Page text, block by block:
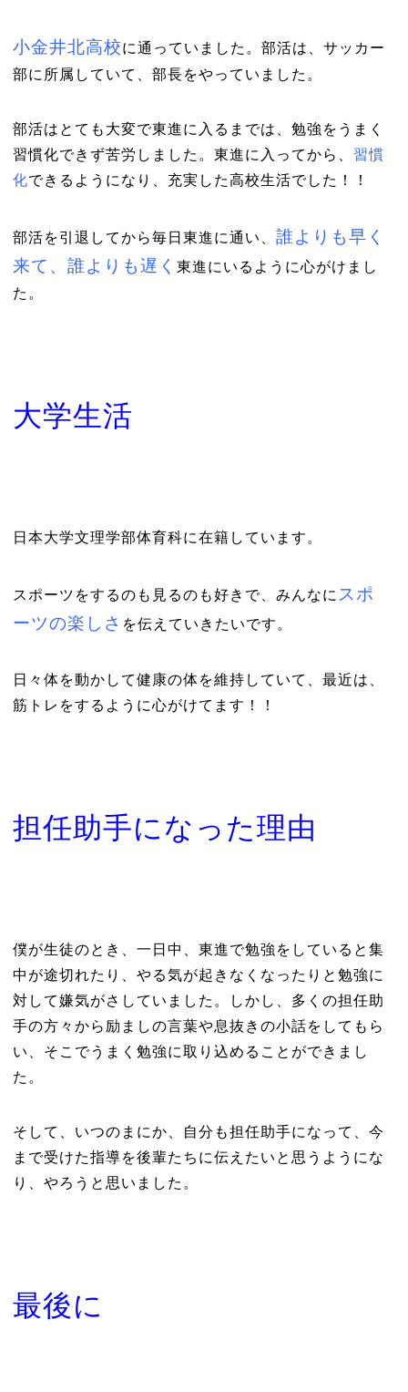
小金井北高校に通っていました。部活は、サッカー
部に所属していて、部長をやっていました。
部活はとても大変で東進に入るまでは、勉強をうまく
習慣化できず苦労しました。東進に入ってから、 習慣
化できるようになり、充実した高校生活でした！！
部活を引退してから毎日東進に通い、 誰よりも早く
来て、誰よりも遅く 東進にいるように心がけまし
た。
大学生活
日本大学文理学部体育科に在籍しています。
スポーツをするのも見るのも好きで、みんなに スポ
ーツの楽しさ を伝えていきたいです。
日々体を動かして健康の体を維持していて、最近は、
筋トレをするように心がけてます！！
担任助手になった理由
僕が生徒のとき、一日中、東進で勉強をしていると集
中が途切れたり、やる気が起きなくなったりと勉強に
対して嫌気がさしていました。しかし、多くの担任助
手の方々から励ましの言葉や息抜きの小話をしてもら
い、そこでうまく勉強に取り込めることができまし
た。
そして、いつのまにか、自分も担任助手になって、今
まで受けた指導を後輩たちに伝えたいと思うようにな
り、やろうと思いました。
最後に